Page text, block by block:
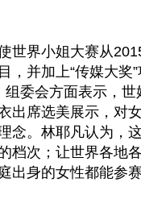
世界小姐大赛从
，并加上“传媒大奖
委会方面表示，世
出席选美展示，对
念。林耶凡认为，
档次；让世界各地
出身的女性都能参